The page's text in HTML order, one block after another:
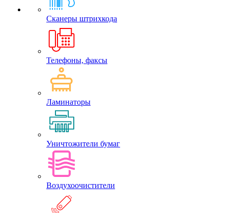
Сканеры штрихкода
Телефоны, факсы
Ламинаторы
Уничтожители бумаг
Воздухоочистители